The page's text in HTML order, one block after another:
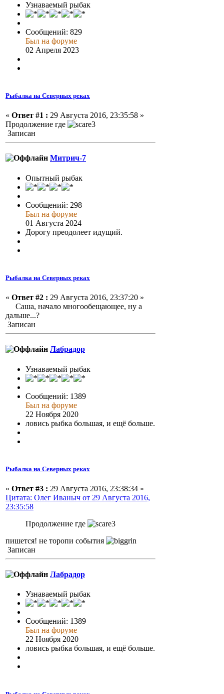
Узнаваемый рыбак
Сообщений: 829
Был на форуме
02 Апреля 2023
Рыбалка на Северных реках
« Ответ #1 : 29 Августа 2016, 23:35:58 »
Продолжение где
Записан
Митрич-7
Опытный рыбак
Сообщений: 298
Был на форуме
01 Августа 2024
Дорогу преодолеет идущий.
Рыбалка на Северных реках
« Ответ #2 : 29 Августа 2016, 23:37:20 »
Саша, начало многообещающее, ну а
дальше...?
Записан
Лабрадор
Узнаваемый рыбак
Сообщений: 1389
Был на форуме
22 Ноября 2020
ловись рыбка большая, и ещё больше.
Рыбалка на Северных реках
« Ответ #3 : 29 Августа 2016, 23:38:34 »
Цитата: Олег Иваныч от 29 Августа 2016,
23:35:58
Продолжение где
пишется! не торопи события
Записан
Лабрадор
Узнаваемый рыбак
Сообщений: 1389
Был на форуме
22 Ноября 2020
ловись рыбка большая, и ещё больше.